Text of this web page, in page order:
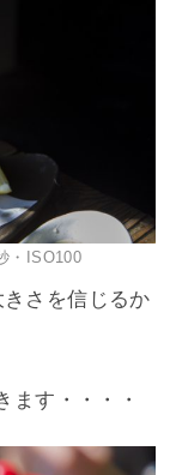
・ISO100
さを信じるか
ます・・・・